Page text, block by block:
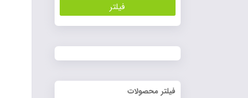
فیلتر
فیلتر محصولات